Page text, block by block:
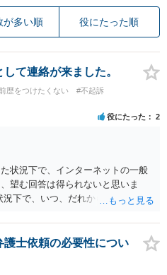
が多い順 役にたった順
て連絡が来ました。
歴をつけたくない
#不起訴
役にたった 2
状況下で、インターネットの一般
望む回答は得られないと思いま
下で、いつ、だれからどのような
とについて、お近くで詳細な法律
探された方がよいと思われます。
合、ＩＣレコーダーを持参して取
と考えます。
士依頼の必要性につい